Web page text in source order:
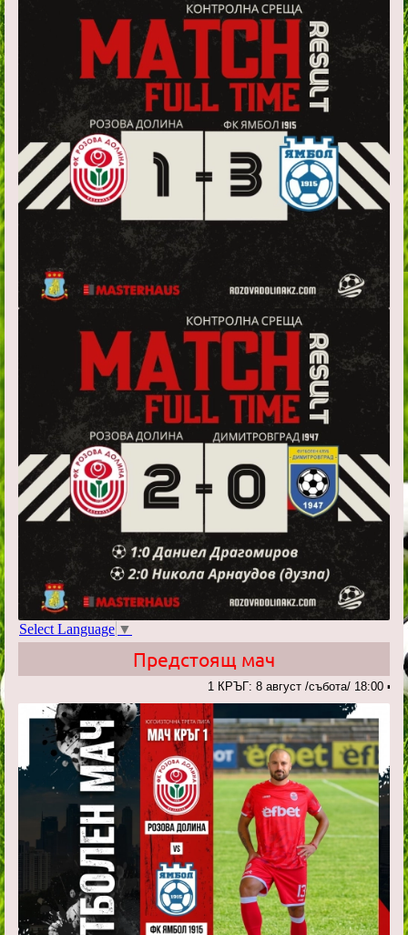
Select Language ▼
Предстоящ мач
1 КРЪГ: 8 август /събота/ 18:00